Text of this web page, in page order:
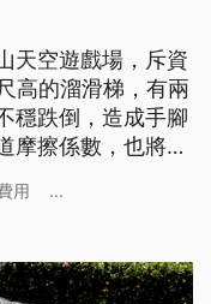
天空遊戲場，斥資
高的溜滑梯，有兩
穩跌倒，造成手腳
摩擦係數，也將負
用 ...